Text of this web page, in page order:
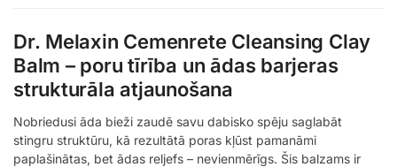
Dr. Melaxin Cemenrete Cleansing Clay
Balm – poru tīrība un ādas barjeras
strukturāla atjaunošana
Nobriedusi āda bieži zaudē savu dabisko spēju saglabāt
stingru struktūru, kā rezultātā poras kļūst pamanāmi
paplašinātas, bet ādas reljefs – nevienmērīgs. Šis balzams ir